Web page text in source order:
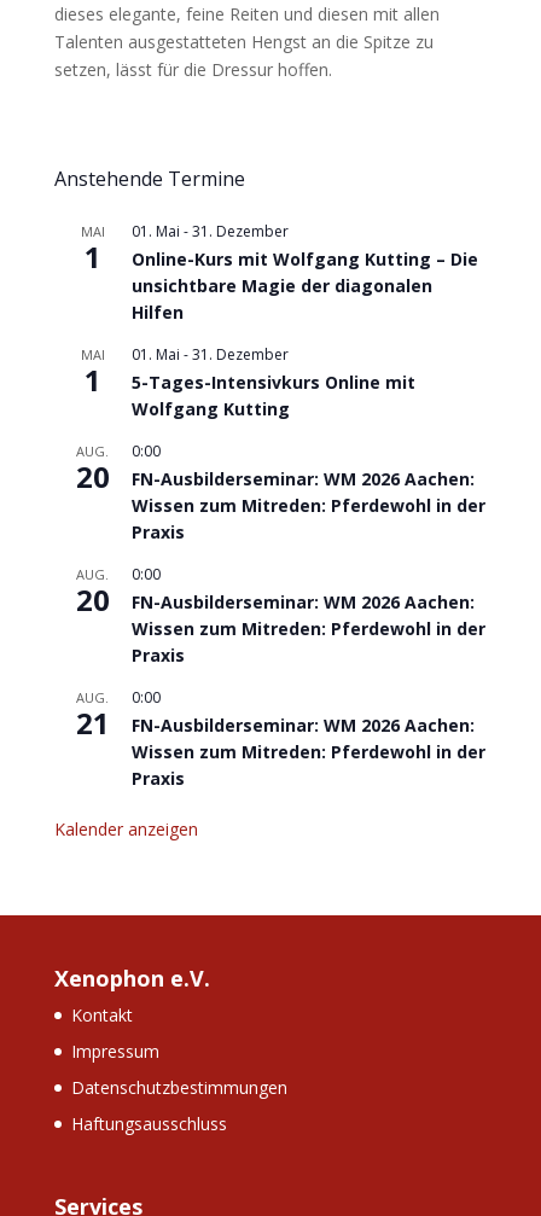
dieses elegante, feine Reiten und diesen mit allen
Talenten ausgestatteten Hengst an die Spitze zu
setzen, lässt für die Dressur hoffen.
Anstehende Termine
MAI
1
01. Mai -31. Dezember
Online-Kurs mit Wolfgang Kutting – Die
unsichtbare Magie der diagonalen
Hilfen
MAI
1
01. Mai -31. Dezember
5-Tages-Intensivkurs Online mit
Wolfgang Kutting
AUG.
20
0:00
FN-Ausbilderseminar: WM 2026 Aachen:
Wissen zum Mitreden: Pferdewohl in der
Praxis
AUG.
20
0:00
FN-Ausbilderseminar: WM 2026 Aachen:
Wissen zum Mitreden: Pferdewohl in der
Praxis
AUG.
21
0:00
FN-Ausbilderseminar: WM 2026 Aachen:
Wissen zum Mitreden: Pferdewohl in der
Praxis
Kalender anzeigen
Xenophon e.V.
Kontakt
Impressum
Datenschutzbestimmungen
Haftungsausschluss
Services